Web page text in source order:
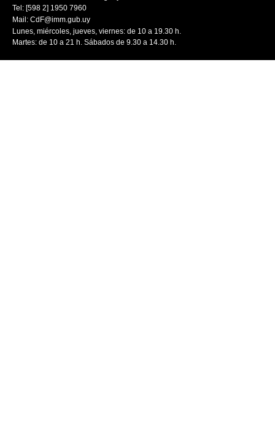
Tel: [598 2] 1950 7960
Mail: CdF@imm.gub.uy
Lunes, miércoles, jueves, viernes: de 10 a 19.30 h.
Martes: de 10 a 21 h. Sábados de 9.30 a 14.30 h.